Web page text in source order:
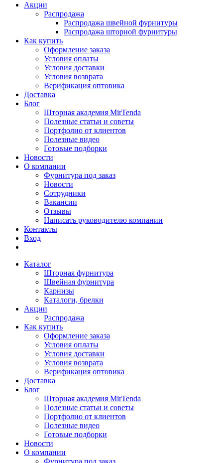
Акции
Распродажа
Распродажа швейной фурнитуры
Распродажа шторной фурнитуры
Как купить
Оформление заказа
Условия оплаты
Условия доставки
Условия возврата
Верификация оптовика
Доставка
Блог
Шторная академия MirTenda
Полезные статьи и советы
Портфолио от клиентов
Полезные видео
Готовые подборки
Новости
О компании
Фурнитура под заказ
Новости
Сотрудники
Вакансии
Отзывы
Написать руководителю компании
Контакты
Вход
Каталог
Шторная фурнитура
Швейная фурнитура
Карнизы
Каталоги, брелки
Акции
Распродажа
Как купить
Оформление заказа
Условия оплаты
Условия доставки
Условия возврата
Верификация оптовика
Доставка
Блог
Шторная академия MirTenda
Полезные статьи и советы
Портфолио от клиентов
Полезные видео
Готовые подборки
Новости
О компании
Фурнитура под заказ